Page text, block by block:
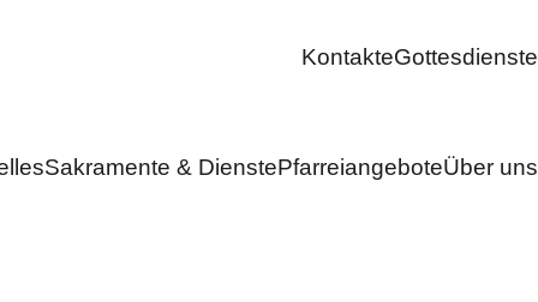
KontakteGottesdienste
Sakramente & DienstePfarreiangeboteÜber uns